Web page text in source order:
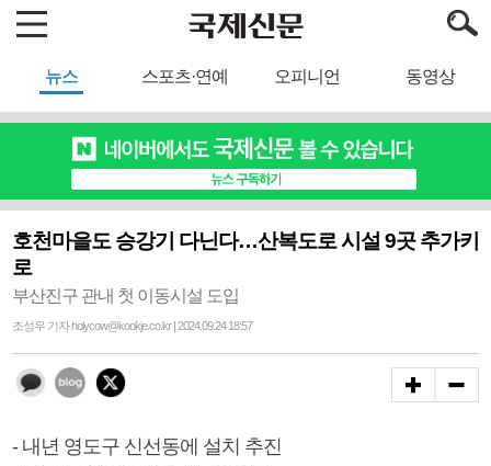
뉴스 스포츠·연예 오피니언 동영상
호천마을도 승강기 다닌다…산복도로 시설 9곳 추가키
로
부산진구 관내 첫 이동시설 도입
조성우 기자 holycow@kookje.co.kr | 2024.09.24 18:57
- 내년 영도구 신선동에 설치 추진